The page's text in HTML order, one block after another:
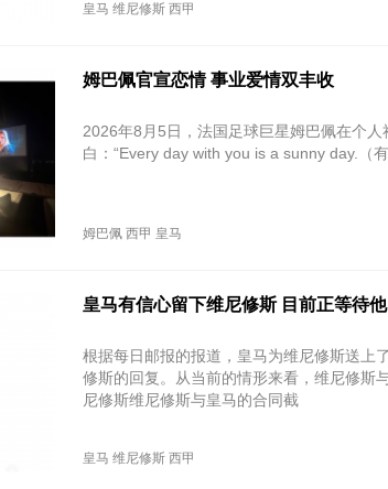
皇马 维尼修斯 西甲
姆巴佩官宣恋情 事业爱情双丰收
2026年8月5日，法国足球巨星姆巴佩在个
白：“Every day with you is a sunny day.（
姆巴佩 西甲 皇马
皇马有信心留下维尼修斯 目前正等待
根据每日邮报的报道，皇马为维尼修斯送上
修斯的回复。从当前的情形来看，维尼修斯
尼修斯维尼修斯与皇马的合同截
皇马 维尼修斯 西甲